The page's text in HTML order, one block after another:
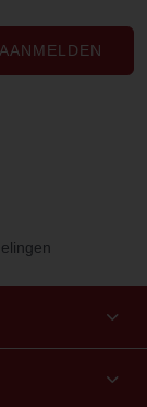
AANMELDEN